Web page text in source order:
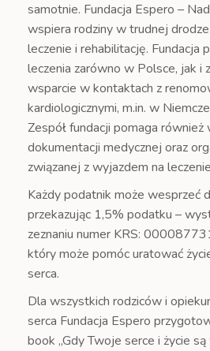
samotnie. Fundacja Espero –
wspiera rodziny w trudnej
leczenie i rehabilitację. Fundacja
leczenia zarówno w Polsce, jak i
wsparcie w kontaktach z
kardiologicznymi, m.in. w
Zespół fundacji pomaga również
dokumentacji medycznej oraz
związanej z wyjazdem na
Każdy podatnik może wesprzeć
przekazując 1,5% podatku –
zeznaniu numer KRS:
który może pomóc uratować
serca.
Dla wszystkich rodziców i
serca Fundacja Espero
book „Gdy Twoje serce i życie